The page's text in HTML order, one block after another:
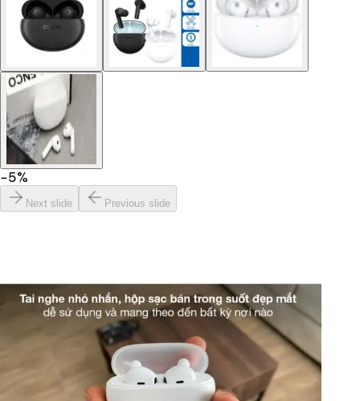
−5%
Next slide Previous slide